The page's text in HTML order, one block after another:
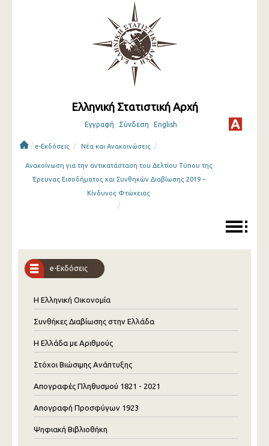
Ελληνική Στατιστική Αρχή
Εγγραφή Σύνδεση English
/ e-Εκδόσεις / Νέα και Ανακοινώσεις /
Ανακοίνωση για την αντικατάσταση του Δελτίου Τύπου της
Έρευνας Εισοδήματος και Συνθηκών Διαβίωσης 2019 –
Κίνδυνος Φτώχειας
/
e-Εκδόσεις
Η Ελληνική Οικονομία
Συνθήκες Διαβίωσης στην Ελλάδα
Η Ελλάδα με Αριθμούς
Στόχοι Βιώσιμης Ανάπτυξης
Απογραφές Πληθυσμού 1821 - 2021
Απογραφή Προσφύγων 1923
Ψηφιακή Βιβλιοθήκη